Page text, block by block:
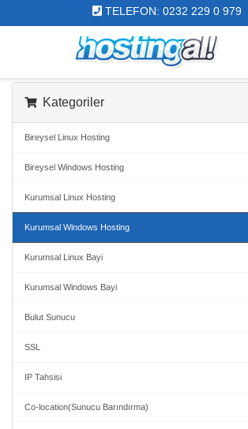
TELEFON: 0232 229 0 979
Kategoriler
Bireysel Linux Hosting
Bireysel Windows Hosting
Kurumsal Linux Hosting
Kurumsal Windows Hosting
Kurumsal Linux Bayi
Kurumsal Windows Bayi
Bulut Sunucu
SSL
IP Tahsisi
Co-location(Sunucu Barındırma)